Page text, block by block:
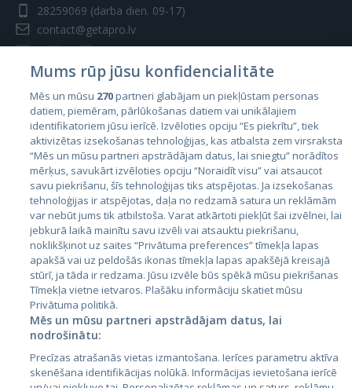
28259069 (darba dien. 09-17)
contact@getapro.lv
Valstis
Igaunija
Latvija
Lietuva
City24.lv
City24.ee
GetaPro.lv
Kainos.lt
Paslaugos.lt
Mums rūp jūsu konfidencialitāte
Mēs un mūsu 270partneri glabājam un piekļūstam personas
datiem, piemēram, pārlūkošanas datiem vai unikālajiem
identifikatoriem jūsu ierīcē. Izvēloties opciju “Es piekrītu”, tiek
aktivizētas izsekošanas tehnoloģijas, kas atbalsta zem virsraksta
“Mēs un mūsu partneri apstrādājam datus, lai sniegtu” norādītos
mērķus, savukārt izvēloties opciju “Noraidīt visu” vai atsaucot
savu piekrišanu, šīs tehnoloģijas tiks atspējotas. Ja izsekošanas
tehnoloģijas ir atspējotas, daļa no redzamā satura un reklāmām
var nebūt jums tik atbilstoša. Varat atkārtoti piekļūt šai izvēlnei, lai
jebkurā laikā mainītu savu izvēli vai atsauktu piekrišanu,
noklikšķinot uz saites “Privātuma preferences” tīmekļa lapas
apakšā vai uz peldošās ikonas tīmekļa lapas apakšējā kreisajā
stūrī, ja tāda ir redzama. Jūsu izvēle būs spēkā mūsu piekrišanas
Tīmekļa vietne ietvaros. Plašāku informāciju skatiet mūsu
Privātuma politikā.
Mēs un mūsu partneri apstrādājam datus, lai
nodrošinātu:
Precīzas atrašanās vietas izmantošana. Ierīces parametru aktīva
skenēšana identifikācijas nolūkā. Informācijas ievietošana ierīcē